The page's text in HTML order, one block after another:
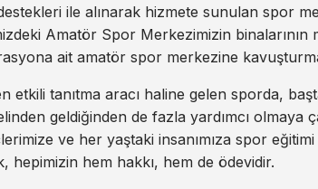
ile alınarak hizmete sunulan spor
Amatör Spor Merkezimizin binalarının
ait amatör spor merkezine
etkili tanıtma aracı haline gelen sporda,
geldiğinden de fazla yardımcı olmaya
ve her yaştaki insanımıza spor
hepimizin hem hakkı, hem de ödevidir.